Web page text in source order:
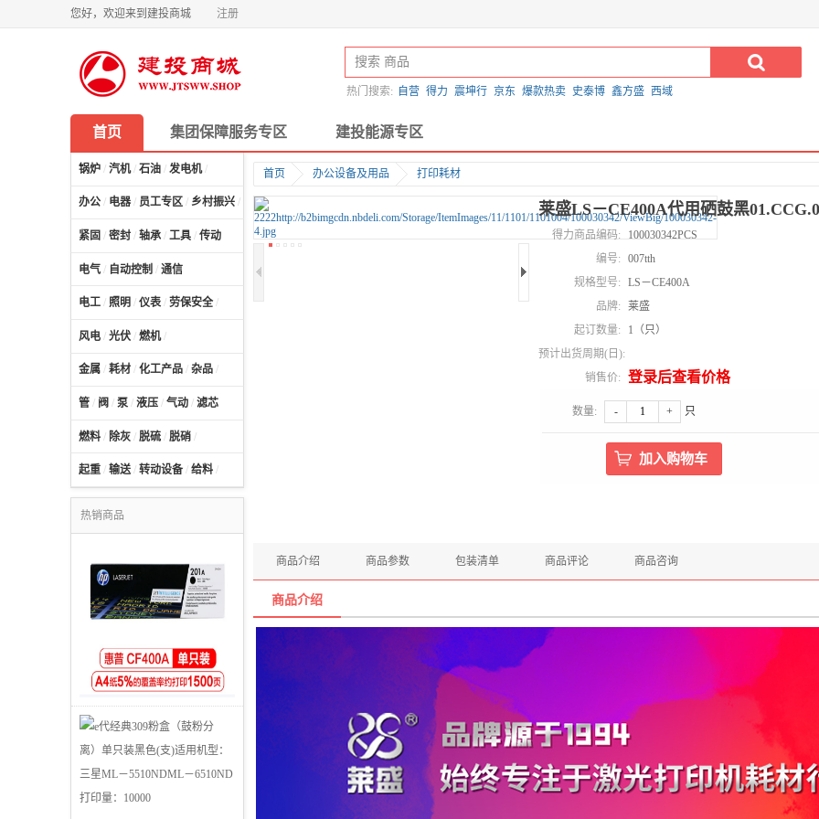
您好，欢迎来到建投商城 注册
热门搜索: 自营 得力 震坤行 京东 爆款热卖 史泰博 鑫方盛 西域
首页 集团保障服务专区 建投能源专区
锅炉 / 汽机/ 石油 / 发电机/
办公 / 电器 / 员工专区 / 乡村振兴 / 计算机及配件
紧固 / 密封 / 轴承 / 工具 / 传动
电气 / 自动控制 / 通信
电工 / 照明 / 仪表 / 劳保安全 /
风电 / 光伏 / 燃机/
金属 / 耗材 / 化工产品 / 杂品 /
管 / 阀 / 泵 / 液压 / 气动 / 滤芯
燃料 / 除灰 / 脱硫 / 脱硝 /
起重 / 输送/ 转动设备 / 给料 /
热销商品
首页 办公设备及用品 打印耗材
莱盛LS－CE400A代用硒鼓黑
得力商品编码:
100030342PCS
编号:
007tth
规格型号:
LS－CE400A
品牌:
莱盛
起订数量:
1（只）
预计出货周期(日):
销售价:
登录后查看价格
数量: - + 只
商品介绍 商品参数 包装清单 商品评论 商品咨询
商品介绍